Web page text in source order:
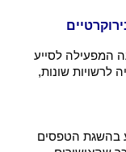
המפעילה לסייע
שונות,
בהשגת הטפסים